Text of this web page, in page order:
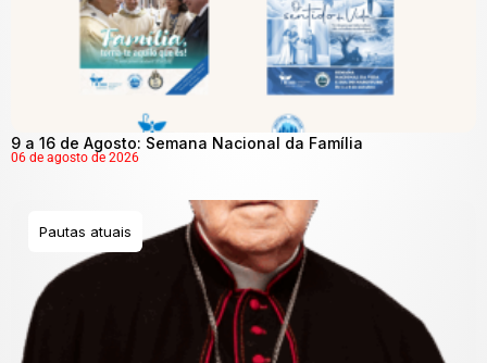
9 a 16 de Agosto: Semana Nacional da Família
06 de agosto de 2026
Pautas atuais